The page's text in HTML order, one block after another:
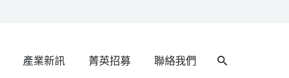
產業新訊 菁英招募 聯絡我們